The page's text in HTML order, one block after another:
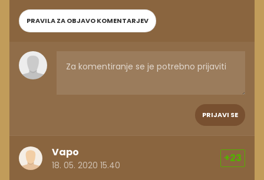
PRAVILA ZA OBJAVO KOMENTARJEV
PRIJAVI SE
Vapo
18. 05. 2020 15.40
+23